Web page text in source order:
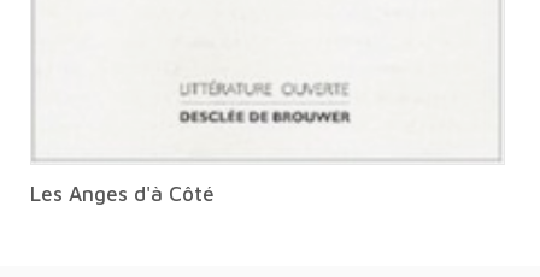
Les Anges d'à Côté